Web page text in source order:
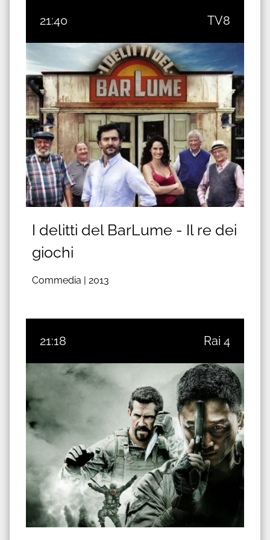
21:40 TV8
I delitti del BarLume - Il re dei
giochi
Commedia | 2013
21:18 Rai 4